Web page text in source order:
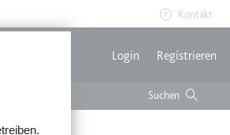
Kontakt
Login Registrieren